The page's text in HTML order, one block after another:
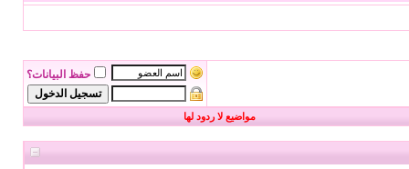
حفظ البيانات؟
مواضيع لا ردود لها